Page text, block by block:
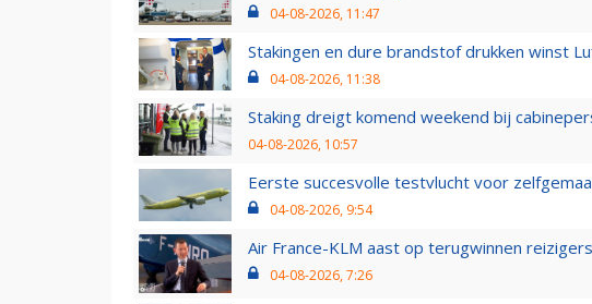
04-08-2026, 11:47
Stakingen en dure brandstof drukken winst
04-08-2026, 11:38
Staking dreigt komend weekend bij
04-08-2026, 10:57
Eerste succesvolle testvlucht voor
04-08-2026, 9:54
Air France-KLM aast op terugwinnen
04-08-2026, 7:26